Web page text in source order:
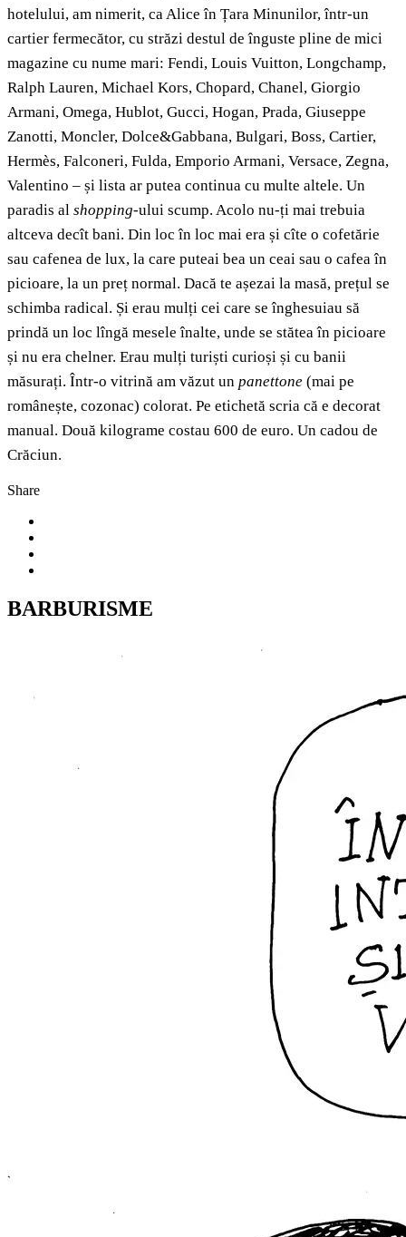
hotelului, am nimerit, ca Alice în Țara Minunilor, într-un
cartier fermecător, cu străzi destul de înguste pline de mici
magazine cu nume mari: Fendi, Louis Vuitton, Longchamp,
Ralph Lauren, Michael Kors, Chopard, Chanel, Giorgio
Armani, Omega, Hublot, Gucci, Hogan, Prada, Giuseppe
Zanotti, Moncler, Dolce&Gabbana, Bulgari, Boss, Cartier,
Hermès, Falconeri, Fulda, Emporio Armani, Versace, Zegna,
Valentino – și lista ar putea continua cu multe altele. Un
paradis al shopping-ului scump. Acolo nu-ți mai trebuia
altceva decît bani. Din loc în loc mai era și cîte o cofetărie
sau cafenea de lux, la care puteai bea un ceai sau o cafea în
picioare, la un preț normal. Dacă te așezai la masă, prețul se
schimba radical. Și erau mulți cei care se înghesuiau să
prindă un loc lîngă mesele înalte, unde se stătea în picioare
și nu era chelner. Erau mulți turiști curioși și cu banii
măsurați. Într-o vitrină am văzut un panettone (mai pe
românește, cozonac) colorat. Pe etichetă scria că e decorat
manual. Două kilograme costau 600 de euro. Un cadou de
Crăciun.
Share
BARBURISME